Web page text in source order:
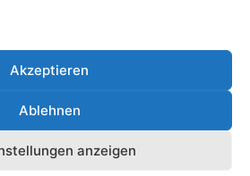
Akzeptieren
Ablehnen
anzeigen
weibliche Brust (Mamma) im
einer Brustdrüse von lateral.
Brust in Seitenansicht (lateral) mit
Drüsen-Bereichen (Lobuli glandulae